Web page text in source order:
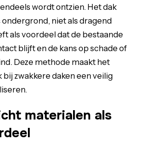
wordt ontzien. Het dak
niet als dragend
als voordeel dat de bestaande
blijft en de kans op schade of
Deze methode maakt het
zwakkere daken een veilig
materialen als